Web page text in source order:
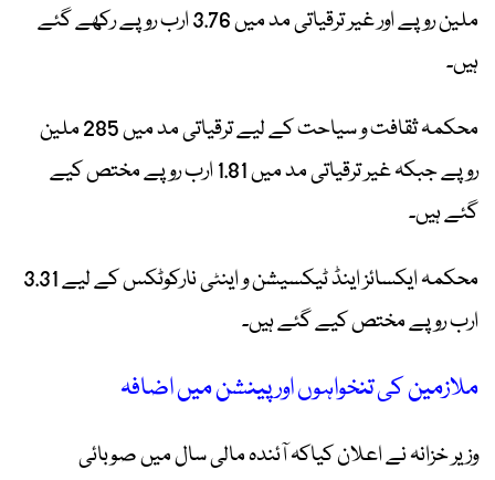
ملین روپے اور غیر ترقیاتی مد میں 3.76 ارب روپے رکھے گئے
ہیں۔
محکمہ ثقافت و سیاحت کے لیے ترقیاتی مد میں 285 ملین
روپے جبکہ غیر ترقیاتی مد میں 1.81 ارب روپے مختص کیے
گئے ہیں۔
محکمہ ایکسائز اینڈ ٹیکسیشن و اینٹی نارکوٹکس کے لیے 3.31
ارب روپے مختص کیے گئے ہیں۔
ملازمین کی تنخواہوں اور پینشن میں اضافہ
وزیر خزانہ نے اعلان کیاکہ آئندہ مالی سال میں صوبائی